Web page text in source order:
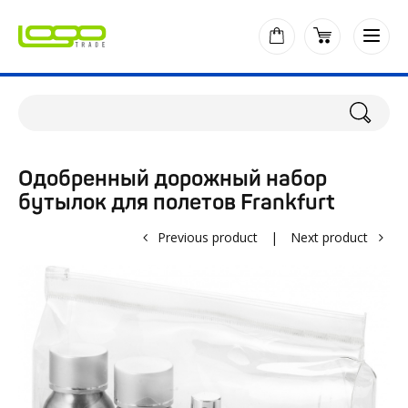
Одобренный дорожный набор
бутылок для полетов Frankfurt
Previous product | Next product